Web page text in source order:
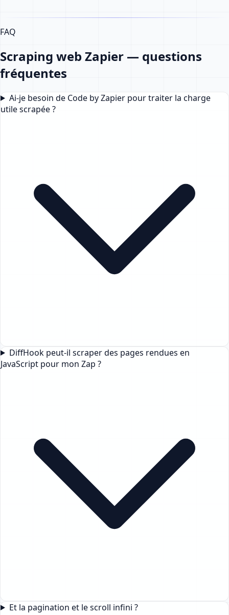
FAQ
Scraping web Zapier — questions
fréquentes
Ai-je besoin de Code by Zapier pour traiter la charge
utile scrapée ?
DiffHook peut-il scraper des pages rendues en
JavaScript pour mon Zap ?
Et la pagination et le scroll infini ?